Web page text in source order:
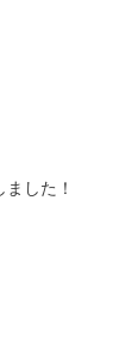
した！